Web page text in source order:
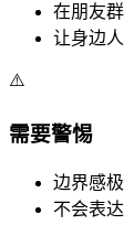
在朋友
让身边
⚠️
需要警惕
边界感
不会表